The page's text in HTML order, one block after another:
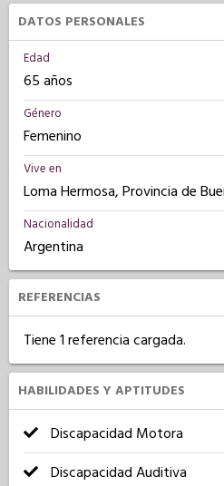
DATOS PERSONALES
Edad
65 años
Género
Femenino
Vive en
Loma Hermosa, Provincia de
Nacionalidad
Argentina
REFERENCIAS
Tiene 1 referencia cargada.
HABILIDADES Y APTITUDES
Discapacidad Motora
Discapacidad Auditiva